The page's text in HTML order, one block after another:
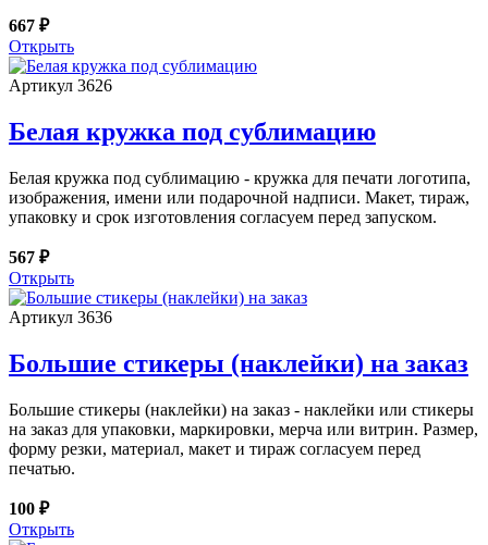
667 ₽
Открыть
Артикул 3626
Белая кружка под сублимацию
Белая кружка под сублимацию - кружка для печати логотипа,
изображения, имени или подарочной надписи. Макет, тираж,
упаковку и срок изготовления согласуем перед запуском.
567 ₽
Открыть
Артикул 3636
Большие стикеры (наклейки) на заказ
Большие стикеры (наклейки) на заказ - наклейки или стикеры
на заказ для упаковки, маркировки, мерча или витрин. Размер,
форму резки, материал, макет и тираж согласуем перед
печатью.
100 ₽
Открыть